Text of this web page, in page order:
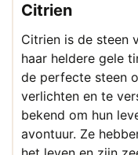
Citrien
Citrien is de steen
haar heldere gele
de perfecte steen
verlichten en te
bekend om hun
avontuur. Ze